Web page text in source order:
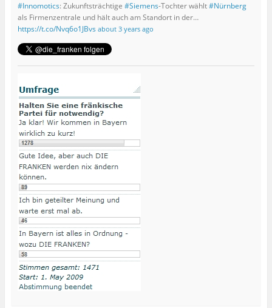
#Innomotics: Zukunftsträchtige #Siemens-Tochter wählt#Nürnberg
als Firmenzentrale und hält auch am Standort in der…
https://t.co/Nvq6o1JBvs about 3 years ago